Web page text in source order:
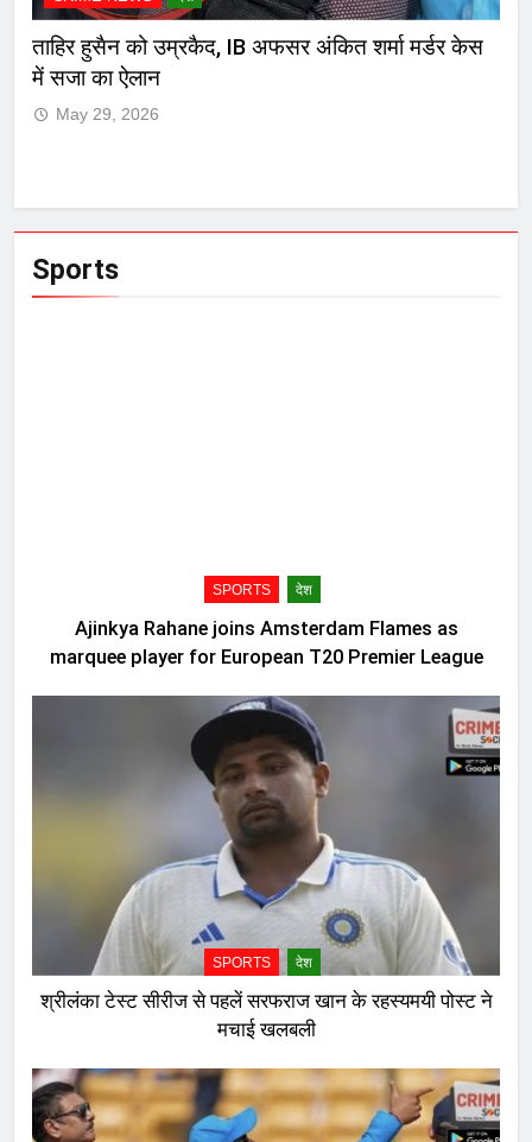
ताहिर हुसैन को उम्रकैद, IB अफसर अंकित शर्मा मर्डर केस
में सजा का ऐलान
May 29, 2026
Sports
SPORTS देश
Ajinkya Rahane joins Amsterdam Flames as
marquee player for European T20 Premier League
SPORTS देश
श्रीलंका टेस्ट सीरीज से पहलें सरफराज खान के रहस्यमयी पोस्ट ने
मचाई खलबली